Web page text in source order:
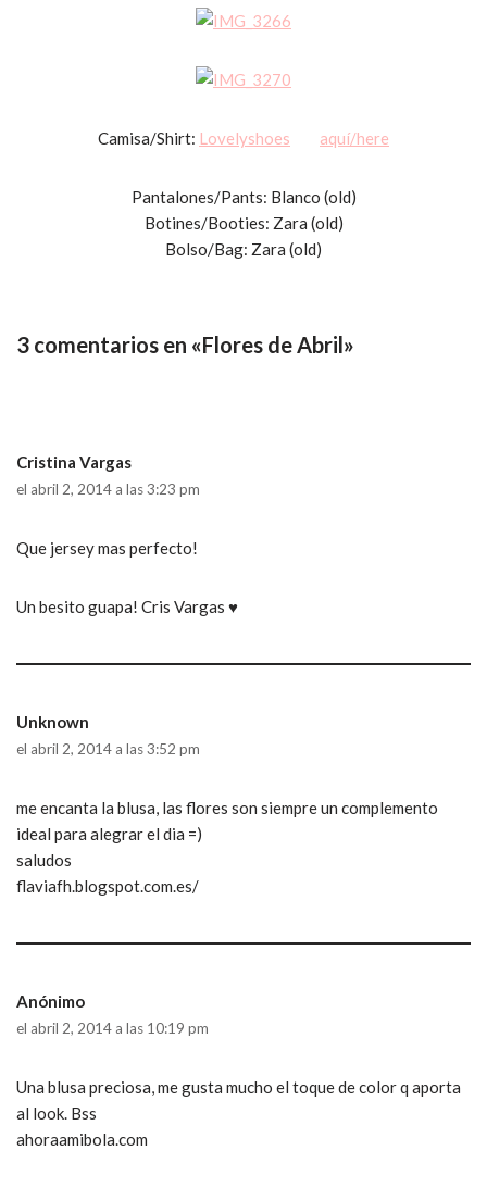
Camisa/Shirt: Lovelyshoes aquí/here
Pantalones/Pants: Blanco (old)
Botines/Booties: Zara (old)
Bolso/Bag: Zara (old)
3 comentarios en «Flores de Abril»
Cristina Vargas
el abril 2, 2014 a las 3:23 pm
Que jersey mas perfecto!
Un besito guapa! Cris Vargas ♥
Unknown
el abril 2, 2014 a las 3:52 pm
me encanta la blusa, las flores son siempre un complemento
ideal para alegrar el dia =)
saludos
flaviafh.blogspot.com.es/
Anónimo
el abril 2, 2014 a las 10:19 pm
Una blusa preciosa, me gusta mucho el toque de color q aporta
al look. Bss
ahoraamibola.com